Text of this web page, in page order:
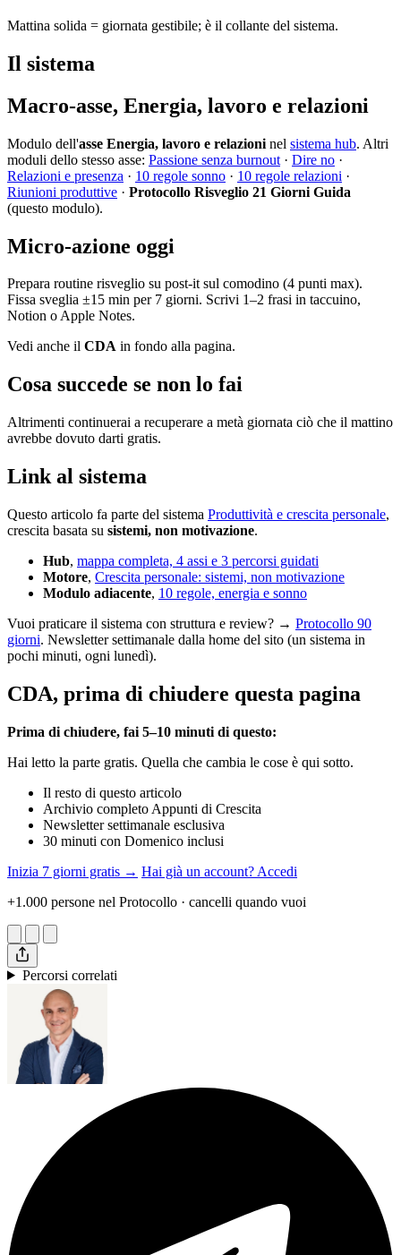
Mattina solida = giornata gestibile; è il collante del sistema.
Il sistema
Macro-asse, Energia, lavoro e relazioni
Modulo dell'asse Energia, lavoro e relazioni nel sistema hub. Altri
moduli dello stesso asse: Passione senza burnout · Dire no ·
Relazioni e presenza · 10 regole sonno · 10 regole relazioni ·
Riunioni produttive · Protocollo Risveglio 21 Giorni Guida
(questo modulo).
Micro-azione oggi
Prepara routine risveglio su post-it sul comodino (4 punti max).
Fissa sveglia ±15 min per 7 giorni. Scrivi 1–2 frasi in taccuino,
Notion o Apple Notes.
Vedi anche il CDA in fondo alla pagina.
Cosa succede se non lo fai
Altrimenti continuerai a recuperare a metà giornata ciò che il mattino
avrebbe dovuto darti gratis.
Link al sistema
Questo articolo fa parte del sistema Produttività e crescita personale,
crescita basata su sistemi, non motivazione.
Hub, mappa completa, 4 assi e 3 percorsi guidati
Motore, Crescita personale: sistemi, non motivazione
Modulo adiacente, 10 regole, energia e sonno
Vuoi praticare il sistema con struttura e review? → Protocollo 90
giorni. Newsletter settimanale dalla home del sito (un sistema in
pochi minuti, ogni lunedì).
CDA, prima di chiudere questa pagina
Prima di chiudere, fai 5–10 minuti di questo:
Hai letto la parte gratis. Quella che cambia le cose è qui sotto.
Il resto di questo articolo
Archivio completo Appunti di Crescita
Newsletter settimanale esclusiva
30 minuti con Domenico inclusi
Inizia 7 giorni gratis → Hai già un account? Accedi
+1.000 persone nel Protocollo · cancelli quando vuoi
Percorsi correlati